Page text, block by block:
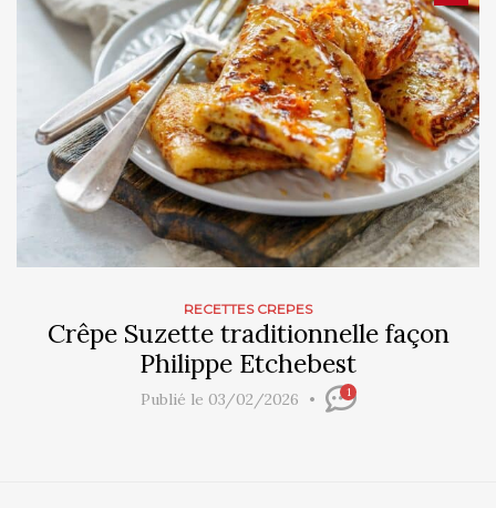
RECETTES CREPES
Crêpe Suzette traditionnelle façon
Philippe Etchebest
Publié le 03/02/2026 1